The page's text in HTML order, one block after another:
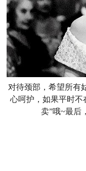
对待颈部，希望所有
心呵护 ，如果平时
卖”哦~最后